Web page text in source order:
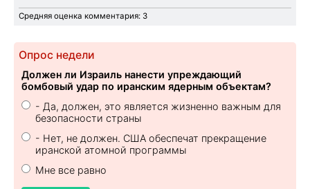
Средняя оценка комментария: 3
Опрос недели
Должен ли Израиль нанести упреждающий
бомбовый удар по иранским ядерным объектам?
- Да, должен, это является жизненно важным для
безопасности страны
- Нет, не должен. США обеспечат прекращение
иранской атомной программы
Мне все равно